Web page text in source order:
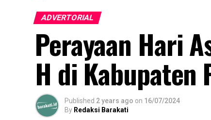
ADVERTORIAL
Perayaan Hari
H di Kabupaten
Published 2 years ago on 16/07/2024
By Redaksi Barakati